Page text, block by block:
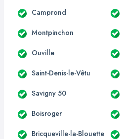
Camprond
Montpinchon
Ouville
Saint-Denis-le-Vêtu
Savigny 50
Boisroger
Bricqueville-la-Blouette